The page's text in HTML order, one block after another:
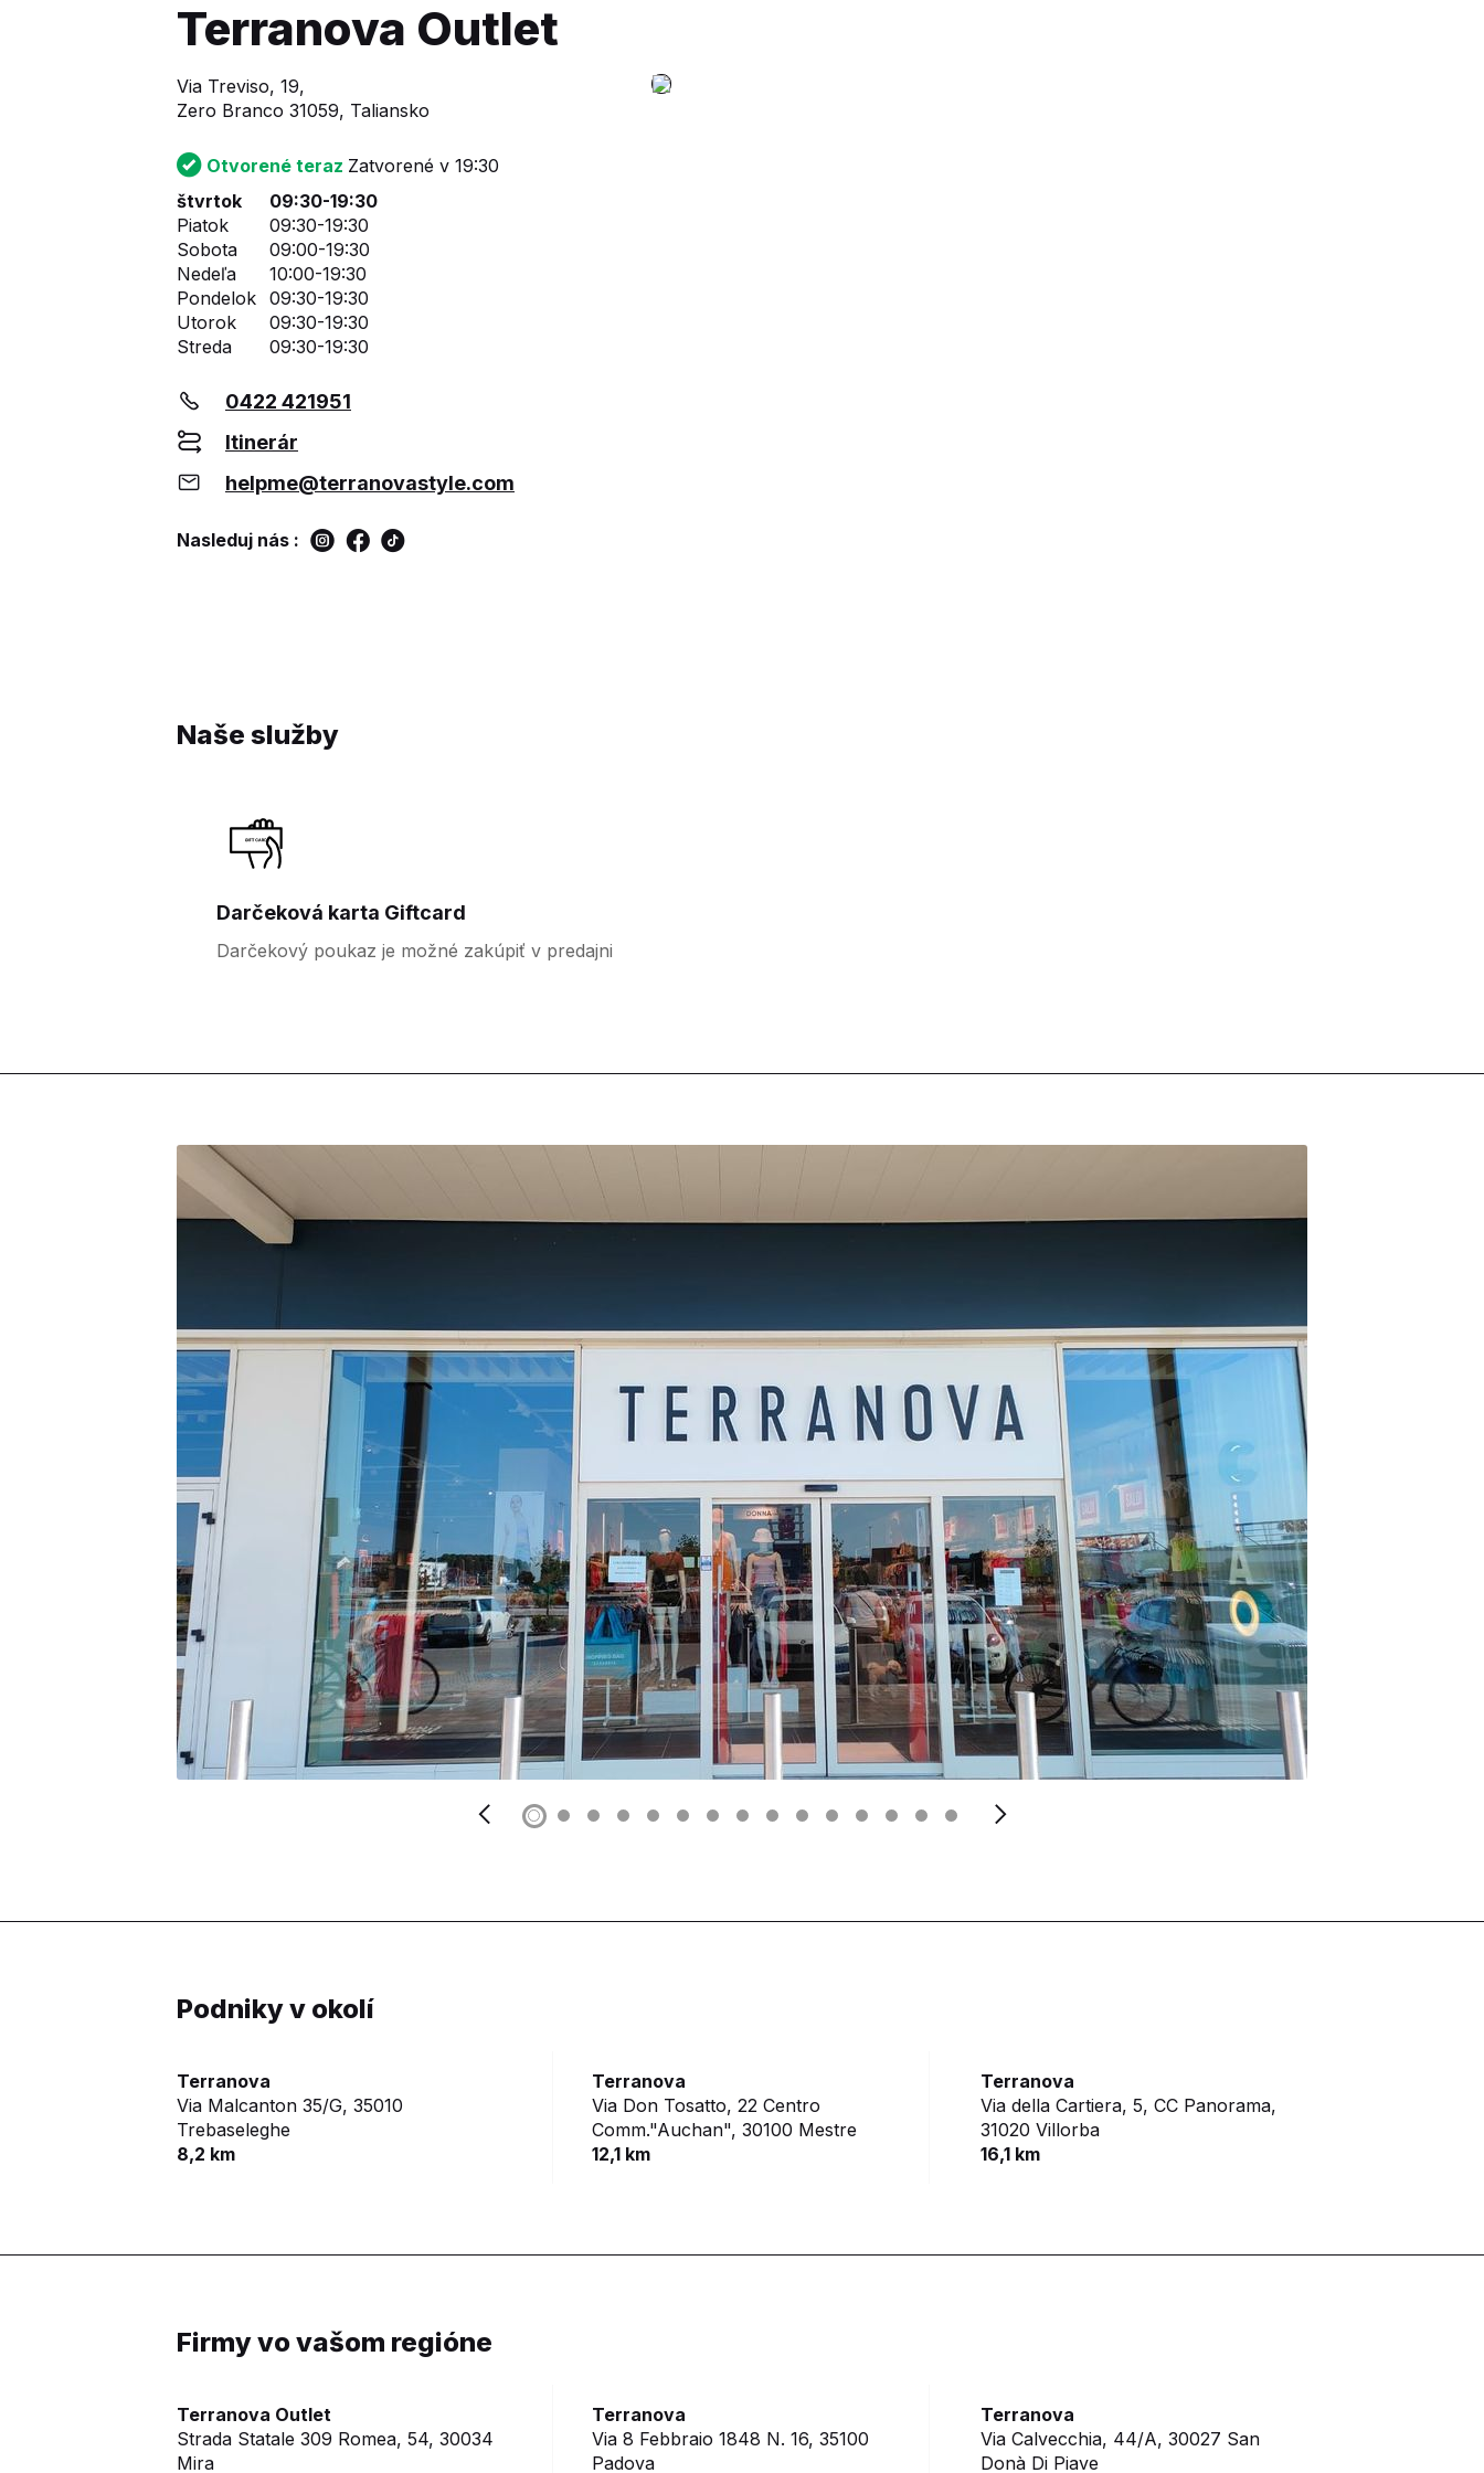
Terranova Outlet
Via Treviso, 19,
Zero Branco 31059, Taliansko
Otvorené teraz Zatvorené v 19:30
štvrtok
09:30-19:30
Piatok
09:30-19:30
Sobota
09:00-19:30
Nedeľa
10:00-19:30
Pondelok 09:30-19:30
Utorok
09:30-19:30
Streda
09:30-19:30
0422 421951
Itinerár
helpme@terranovastyle.com
Nasleduj nás :
Naše služby
Darčeková karta Giftcard
Darčekový poukaz je možné zakúpiť v predajni
Podniky v okolí
Terranova
Via Malcanton 35/G, 35010
Trebaseleghe
8,2 km
Terranova
Via Don Tosatto, 22 Centro
Comm."Auchan", 30100 Mestre
12,1 km
Terranova
Via della Cartiera, 5, CC Panorama,
31020 Villorba
16,1 km
Firmy vo vašom regióne
Terranova Outlet
Strada Statale 309 Romea, 54, 30034
Mira
Terranova
Via 8 Febbraio 1848 N. 16, 35100
Padova
Terranova
Via Calvecchia, 44/A, 30027 San
Donà Di Piave